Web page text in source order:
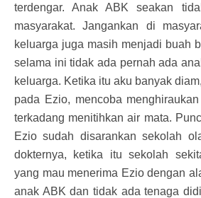
terdengar. Anak ABK seakan
masyarakat. Jangankan di
keluarga juga masih menjadi buah
selama ini tidak ada pernah ada
keluarga. Ketika itu aku banyak
pada Ezio, mencoba
terkadang menitihkan air mata.
Ezio sudah disarankan sekolah
dokternya, ketika itu sekolah
yang mau menerima Ezio dengan
anak ABK dan tidak ada tenaga